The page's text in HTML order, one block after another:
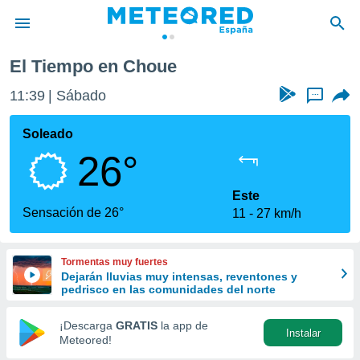
de
por
que se
calidad.
a este
las
y
forma
digital
basada
El Tiempo en Choue
11:39 Sábado ...
Soleado
26°
Sensación de 26°
Este
11
27 km/h
Tormentas muy fuertes
Dejarán lluvias muy intensas, reventones y
pedrisco en las comunidades del norte
¡Descarga GRATIS la app de
Meteored!
Instalar